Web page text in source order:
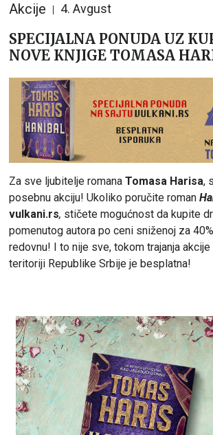
Akcije 4. Avgust
SPECIJALNA PONUDA UZ
NOVE KNJIGE TOMASA
Za sve ljubitelje romana Tomasa Harisa,
posebnu akciju! Ukoliko poručite roman
vulkani.rs, stičete mogućnost da kupite
pomenutog autora po ceni sniženoj za
redovnu! I to nije sve, tokom trajanja
teritoriji Republike Srbije je besplatna!